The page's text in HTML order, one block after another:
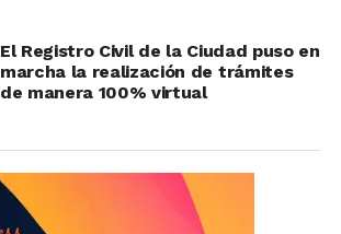
El Registro Civil de la Ciudad puso en
marcha la realización de trámites
de manera 100% virtual